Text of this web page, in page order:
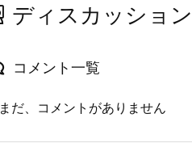
ディスカッション
コメント一覧
まだ、コメントがありません